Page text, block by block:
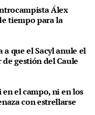
Álex
tiempo para la
a que el Sacyl anule el
gestión del Caule
el campo, ni en los
con estrellarse